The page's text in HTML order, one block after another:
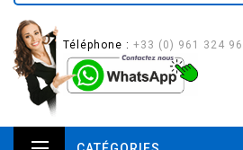
Téléphone : +33 (0) 961 324